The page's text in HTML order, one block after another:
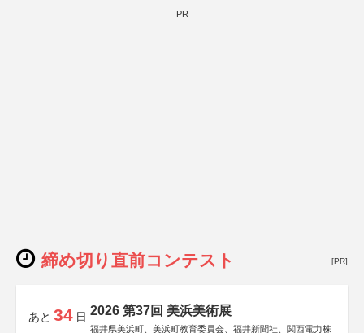
PR
締め切り直前コンテスト [PR]
あと 34 日 2026 第37回 美浜美術展
福井県美浜町、美浜町教育委員会、福井新聞社、関西電力株